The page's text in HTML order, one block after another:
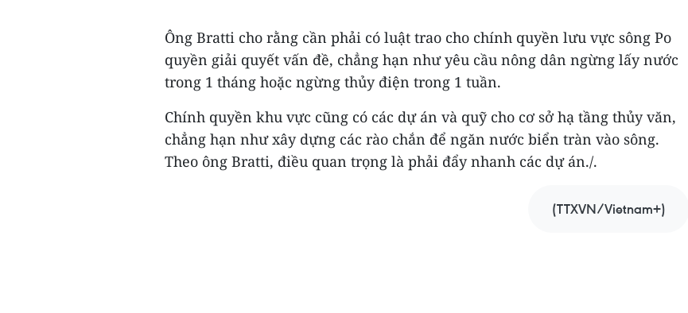
Ông Bratti cho rằng cần phải có luật trao cho chính quyền lưu vực sông Po
quyền giải quyết vấn đề, chẳng hạn như yêu cầu nông dân ngừng lấy nước
trong 1 tháng hoặc ngừng thủy điện trong 1 tuần.
Chính quyền khu vực cũng có các dự án và quỹ cho cơ sở hạ tầng thủy văn,
chẳng hạn như xây dựng các rào chắn để ngăn nước biển tràn vào sông.
Theo ông Bratti, điều quan trọng là phải đẩy nhanh các dự án./.
(TTXVN/Vietnam+)